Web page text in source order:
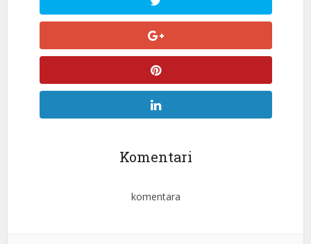
Komentari
komentara